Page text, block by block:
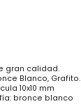
gran calidad.
Blanco, Grafito.
10x10 mm
bronce blanco